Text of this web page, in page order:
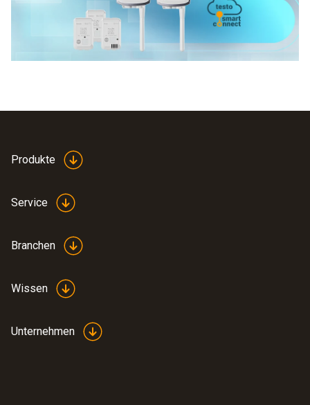
Produkte
Service
Branchen
Wissen
Unternehmen